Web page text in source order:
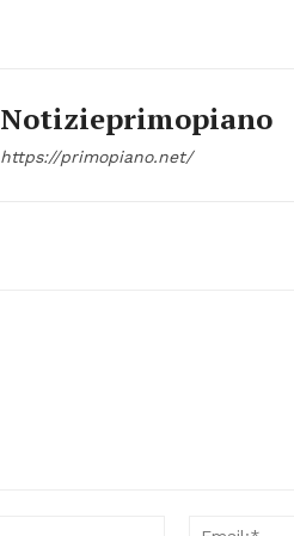
Notizieprimopiano
https://primopiano.net/
Name:*